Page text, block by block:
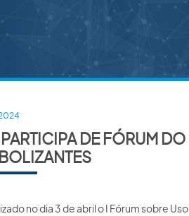
DE FÓRUM
no dia 3 de abril o I Fórum sobre